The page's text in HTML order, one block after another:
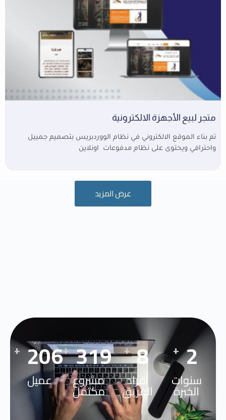
متجر لبيع الأجهزة الالكترونية
تم بناء الموقع الالكتروني في نظام الووردبريس بتصميم جمييل
واحترافي ويحتوى على نظام مدفوعات اونلاين
عرض المزيد
3
+
سنوات
الخبرة
11
+
افراد
الفريق
404
+
مشروع
مكتمل
254
+
عميل